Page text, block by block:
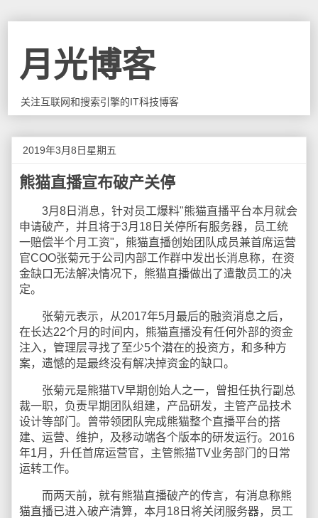
月光博客
关注互联网和搜索引擎的IT科技博客
2019年3月8日星期五
熊猫直播宣布破产关停
3月8日消息，针对员工爆料"熊猫直播平台本月就会
申请破产，并且将于3月18日关停所有服务器，员工统
一赔偿半个月工资"，熊猫直播创始团队成员兼首席运营
官COO张菊元于公司内部工作群中发出长消息称，在资
金缺口无法解决情况下，熊猫直播做出了遣散员工的决
定。
张菊元表示，从2017年5月最后的融资消息之后，
在长达22个月的时间内，熊猫直播没有任何外部的资金
注入，管理层寻找了至少5个潜在的投资方，和多种方
案，遗憾的是最终没有解决掉资金的缺口。
张菊元是熊猫TV早期创始人之一，曾担任执行副总
裁一职，负责早期团队组建，产品研发，主管产品技术
设计等部门。曾带领团队完成熊猫整个直播平台的搭
建、运营、维护，及移动端各个版本的研发运行。2016
年1月，升任首席运营官，主管熊猫TV业务部门的日常
运转工作。
而两天前，就有熊猫直播破产的传言，有消息称熊
猫直播已进入破产清算，本月18日将关闭服务器，员工